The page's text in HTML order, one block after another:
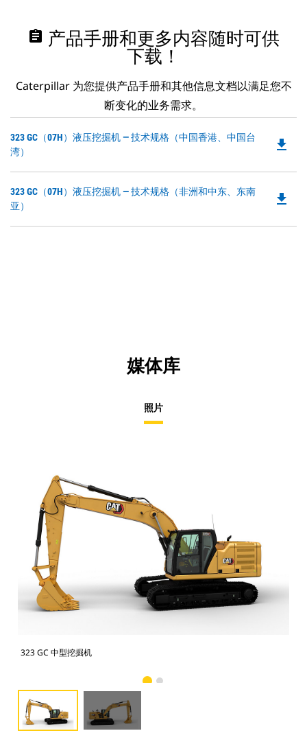
assignment 产品手册和更多内容随时可供
下载！
Caterpillar 为您提供产品手册和其他信息文档以满足您不
断变化的业务需求。
323 GC（07H）液压挖掘机 — 技术规格（中国香港、中国台
湾）
file_download
323 GC（07H）液压挖掘机 — 技术规格（非洲和中东、东南
亚）
file_download
媒体库
照片
323 GC 中型挖掘机